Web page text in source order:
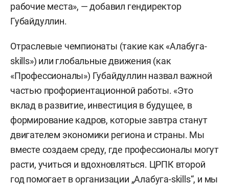
рабочие места», — добавил гендиректор
Губайдуллин.
Отраслевые чемпионаты (такие как «Алабуга-
skills») или глобальные движения (как
«Профессионалы») Губайдуллин назвал важной
частью профориентационной работы. «Это
вклад в развитие, инвестиция в будущее, в
формирование кадров, которые завтра станут
двигателем экономики региона и страны. Мы
вместе создаем среду, где профессионалы могут
расти, учиться и вдохновляться. ЦРПК второй
год помогает в организации „Алабуга-skills“, и мы